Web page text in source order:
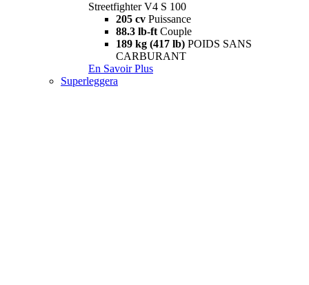
Streetfighter V4 S 100
205 cv Puissance
88.3 lb-ft Couple
189 kg (417 lb) POIDS SANS
CARBURANT
En Savoir Plus
Superleggera